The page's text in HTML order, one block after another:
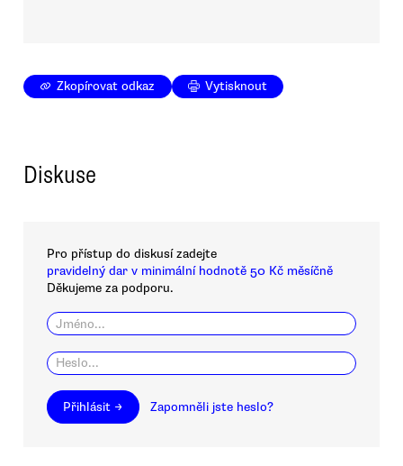
Zkopírovat odkaz Vytisknout
Diskuse
Pro přístup do diskusí zadejte
pravidelný dar v minimální hodnotě 50 Kč měsíčně
Děkujeme za podporu.
Přihlásit → Zapomněli jste heslo?